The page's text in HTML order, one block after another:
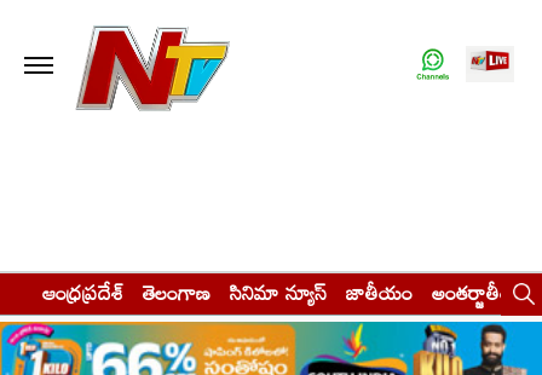
ఆంధ్రప్రదేశ్ తెలంగాణ సినిమా న్యూస్ జాతీయం అంతర్జాతీయం